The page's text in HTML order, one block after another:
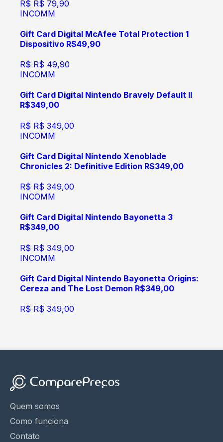
R$ R$ 79,90
INCOMM
Gift Card Digital McAfee Total Protection 1
Dispositivo R$49,90
R$ R$ 49,90
INCOMM
Gift Card Digital Nintendo Bravely Default II
R$349,00
R$ R$ 349,00
INCOMM
Gift Card Digital Nintendo Xenoblade
Chronicles 2: Definitive Edition R$349,00
R$ R$ 349,00
INCOMM
Gift Card Digital Nintendo Bayonetta 3
R$349,00
R$ R$ 349,00
INCOMM
Gift Card Digital Nintendo Bayonetta Origins:
Cereza and The Lost Demon R$349,00
R$ R$ 349,00
Quem somos
Como funciona
Contato